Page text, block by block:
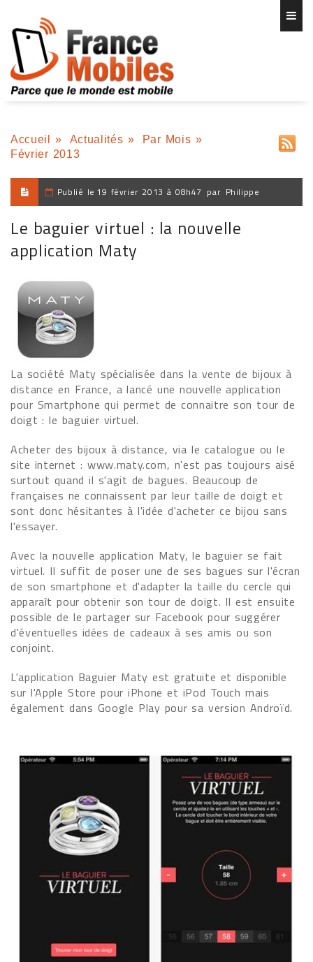
Accueil » Actualités » Par Mois »
Février 2013
Publié le 19 février 2013 à 08h47 par Philippe
Le baguier virtuel : la nouvelle
application Maty
La société Maty spécialisée dans la vente de bijoux à
distance en France, a lancé une nouvelle application
pour Smartphone qui permet de connaitre son tour de
doigt : le baguier virtuel.
Acheter des bijoux à distance, via le catalogue ou le
site internet : www.maty.com, n'est pas toujours aisé
surtout quand il s'agit de bagues. Beaucoup de
françaises ne connaissent par leur taille de doigt et
sont donc hésitantes à l'idée d'acheter ce bijou sans
l'essayer.
Avec la nouvelle application Maty, le baguier se fait
virtuel. Il suffit de poser une de ses bagues sur l'écran
de son smartphone et d'adapter la taille du cercle qui
apparaît pour obtenir son tour de doigt. Il est ensuite
possible de le partager sur Facebook pour suggérer
d'éventuelles idées de cadeaux à ses amis ou son
conjoint.
L'application Baguier Maty est gratuite et disponible
sur l'Apple Store pour iPhone et iPod Touch mais
également dans Google Play pour sa version Androïd.